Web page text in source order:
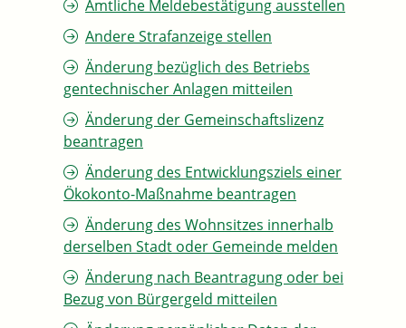
Amtliche Meldebestätigung ausstellen
Andere Strafanzeige stellen
Änderung bezüglich des Betriebs
gentechnischer Anlagen mitteilen
Änderung der Gemeinschaftslizenz
beantragen
Änderung des Entwicklungsziels einer
Ökokonto-Maßnahme beantragen
Änderung des Wohnsitzes innerhalb
derselben Stadt oder Gemeinde melden
Änderung nach Beantragung oder bei
Bezug von Bürgergeld mitteilen